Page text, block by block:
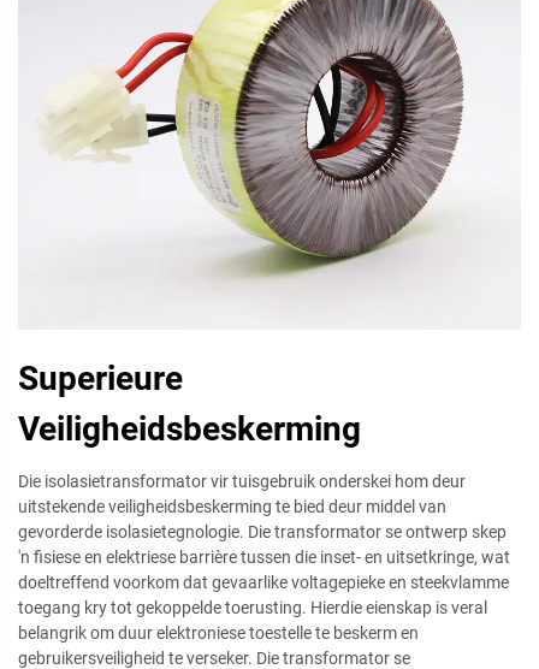
Superieure
Veiligheidsbeskerming
Die isolasietransformator vir tuisgebruik onderskei hom deur
uitstekende veiligheidsbeskerming te bied deur middel van
gevorderde isolasietegnologie. Die transformator se ontwerp skep
'n fisiese en elektriese barrière tussen die inset- en uitsetkringe, wat
doeltreffend voorkom dat gevaarlike voltagepieke en steekvlamme
toegang kry tot gekoppelde toerusting. Hierdie eienskap is veral
belangrik om duur elektroniese toestelle te beskerm en
gebruikersveiligheid te verseker. Die transformator se